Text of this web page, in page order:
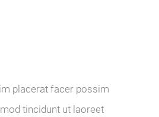
placerat facer possim
tincidunt ut laoreet